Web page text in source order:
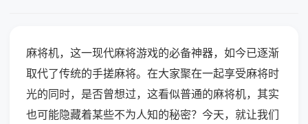
麻将机，这一现代麻将游戏的必备神器，如今已逐渐
取代了传统的手搓麻将。在大家聚在一起享受麻将时
光的同时，是否曾想过，这看似普通的麻将机，其实
也可能隐藏着某些不为人知的秘密？今天，就让我们